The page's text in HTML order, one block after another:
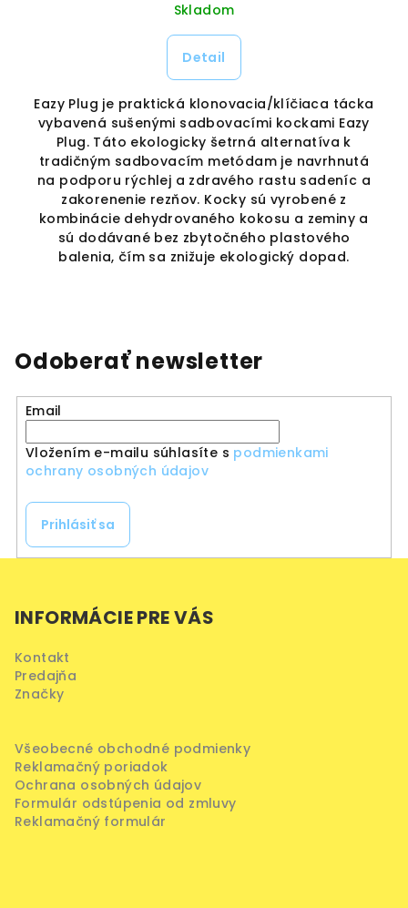
Skladom
Detail
Eazy Plug je praktická klonovacia/klíčiaca tácka
vybavená sušenými sadbovacími kockami Eazy
Plug. Táto ekologicky šetrná alternatíva k
tradičným sadbovacím metódam je navrhnutá
na podporu rýchlej a zdravého rastu sadeníc a
zakorenenie rezňov. Kocky sú vyrobené z
kombinácie dehydrovaného kokosu a zeminy a
sú dodávané bez zbytočného plastového
balenia, čím sa znižuje ekologický dopad.
Odoberať newsletter
Email
Vložením e-mailu súhlasíte s podmienkami
ochrany osobných údajov
Prihlásiť sa
INFORMÁCIE PRE VÁS
Kontakt
Predajňa
Značky
Všeobecné obchodné podmienky
Reklamačný poriadok
Ochrana osobných údajov
Formulár odstúpenia od zmluvy
Reklamačný formulár